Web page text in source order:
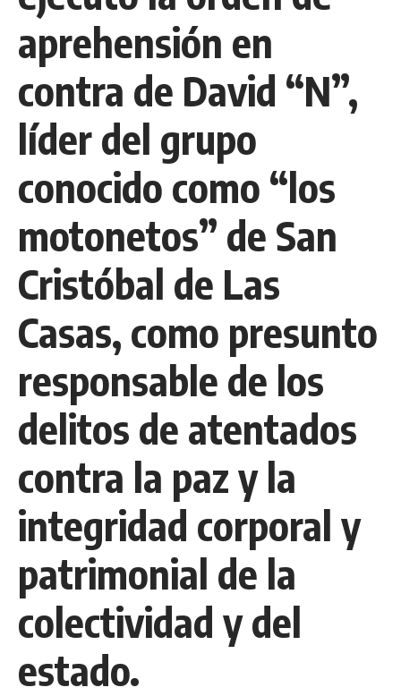
aprehensión en
contra de David “N”,
líder del grupo
conocido como “los
motonetos” de San
Cristóbal de Las
Casas, como presunto
responsable de los
delitos de atentados
contra la paz y la
integridad corporal y
patrimonial de la
colectividad y del
estado.